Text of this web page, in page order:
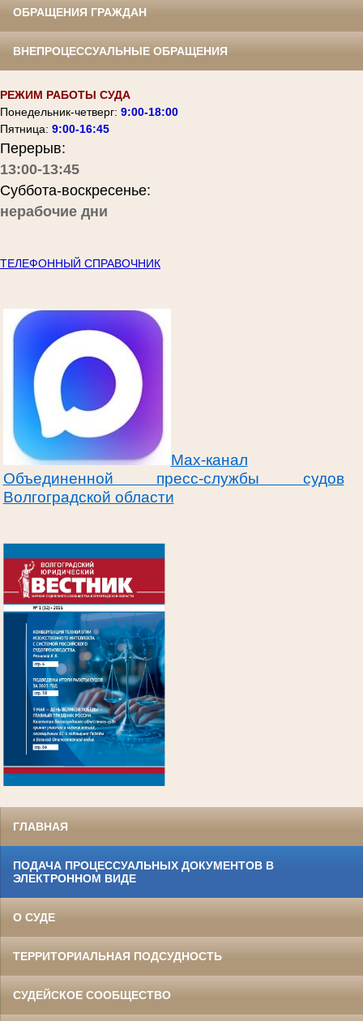
ОБРАЩЕНИЯ ГРАЖДАН
ВНЕПРОЦЕССУАЛЬНЫЕ ОБРАЩЕНИЯ
РЕЖИМ РАБОТЫ СУДА
Понедельник-четверг: 9:00-18:00
Пятница: 9:00-16:45
Перерыв:
13:00-13:45
Суббота-воскресенье:
нерабочие дни
ТЕЛЕФОННЫЙ СПРАВОЧНИК
Max-канал
Объединенной пресс-службы судов
Волгоградской области
ГЛАВНАЯ
ПОДАЧА ПРОЦЕССУАЛЬНЫХ ДОКУМЕНТОВ В
ЭЛЕКТРОННОМ ВИДЕ
О СУДЕ
ТЕРРИТОРИАЛЬНАЯ ПОДСУДНОСТЬ
СУДЕЙСКОЕ СООБЩЕСТВО